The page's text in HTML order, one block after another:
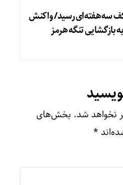
کف سه‌هفته‌ای رسید/ واکنش
بازگشایی تنگه هرمز
نخواهد شد. بخش‌های
*